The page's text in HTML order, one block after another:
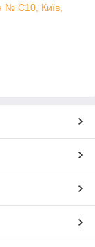
№ С10, Київ,